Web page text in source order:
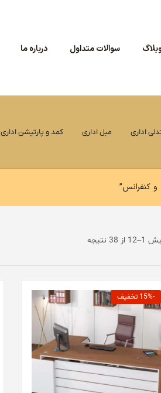
سوالات متداول درباره ما
اداری مبل اداری کمد و پارتیشن اداری
کنفرانس”
38 نتیجه
-15% تخفیف